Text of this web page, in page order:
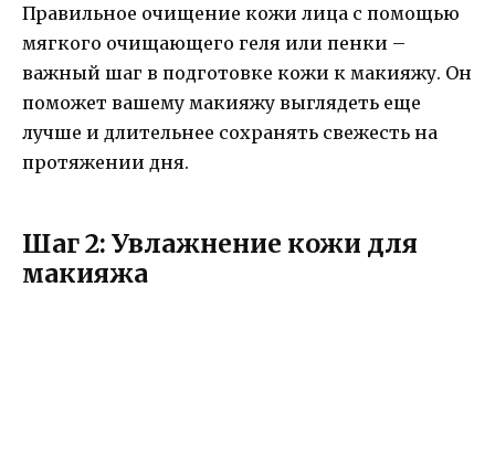
Правильное очищение кожи лица с помощью
мягкого очищающего геля или пенки –
важный шаг в подготовке кожи к макияжу. Он
поможет вашему макияжу выглядеть еще
лучше и длительнее сохранять свежесть на
протяжении дня.
Шаг 2: Увлажнение кожи для
макияжа